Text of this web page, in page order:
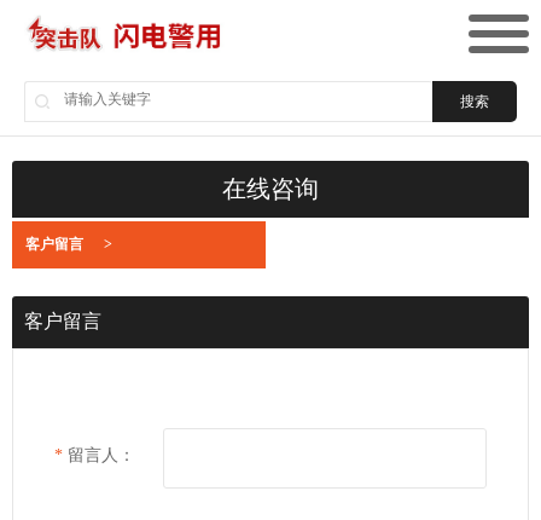
搜索
在线咨询
客户留言 >
客户留言
* 留言人：